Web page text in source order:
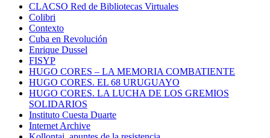
CLACSO Red de Bibliotecas Virtuales
Colibri
Contexto
Cuba en Revolución
Enrique Dussel
FISYP
HUGO CORES – LA MEMORIA COMBATIENTE
HUGO CORES. EL 68 URUGUAYO
HUGO CORES. LA LUCHA DE LOS GREMIOS
SOLIDARIOS
Instituto Cuesta Duarte
Internet Archive